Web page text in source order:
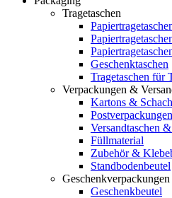
Tragetaschen
Geschenktaschen
Tragetaschen für
Verpackungen &
Kartons &
Postverpackungen
Versandtaschen
Füllmaterial
Zubehör &
Standbodenbeutel
Geschenkverpackungen
Geschenkbeutel